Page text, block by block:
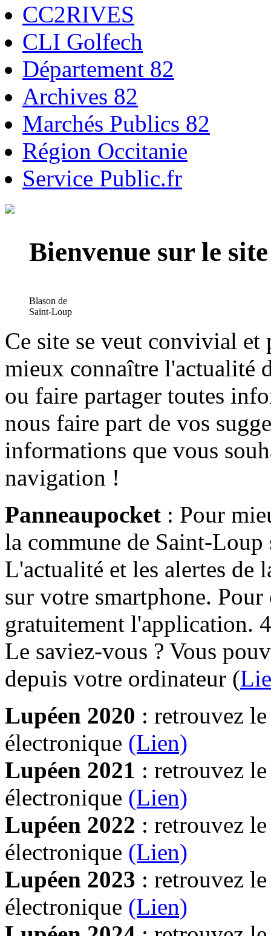
CC2RIVES
CLI Golfech
Département 82
Archives 82
Marchés Publics 82
Région Occitanie
Service Public.fr
Bienvenue sur le
Blason de
Saint-Loup
Ce site se veut convivial et
mieux connaître l'actualité
ou faire partager toutes
nous faire part de vos
informations que vous
navigation !
Panneaupocket : Pour
la commune de Saint-Loup
L'actualité et les alertes de
sur votre smartphone.
gratuitement l'application.
Le saviez-vous ? Vous
depuis votre ordinateur (
Lupéen 2020 : retrouvez
électronique (Lien)
Lupéen 2021 : retrouvez
électronique (Lien)
Lupéen 2022 : retrouvez
électronique (Lien)
Lupéen 2023 : retrouvez
électronique (Lien)